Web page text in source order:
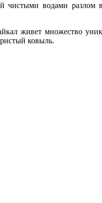
водами
живет множество
ковыль.